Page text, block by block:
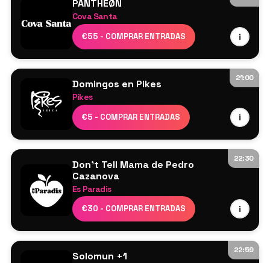
Más por anunciar
PANTHEØN
Cova Santa
€55 - COMPRAR ENTRADAS i
Cartel por confirmar
21:00
Domingos en Pikes
Pikes
€5 - COMPRAR ENTRADAS i
Cartel por confirmar
22:30
Don't Tell Mama de Pedro
Cazanova
Es Paradis
€30 - COMPRAR ENTRADAS i
Cartel por confirmar
22:59
Solomun +1